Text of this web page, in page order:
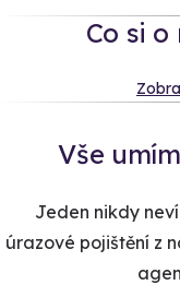
Co si o
Vše
Jeden nikdy
úrazové pojištění z